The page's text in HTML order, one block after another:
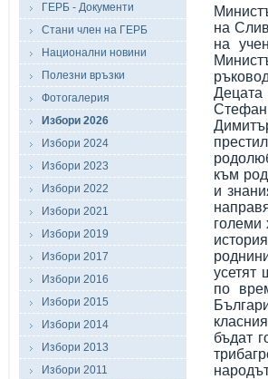
ГЕРБ - Документи
Стани член на ГЕРБ
Национални новини
Полезни връзки
Фотогалерия
Избори 2026
Избори 2024
Избори 2023
Избори 2022
Избори 2021
Избори 2019
Избори 2017
Избори 2016
Избори 2015
Избори 2014
Избори 2013
Избори 2011
на
на
към
и
големи
усетят
по
бъдат